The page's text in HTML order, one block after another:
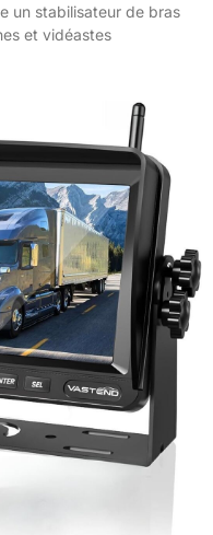
un stabilisateur de bras
et vidéastes